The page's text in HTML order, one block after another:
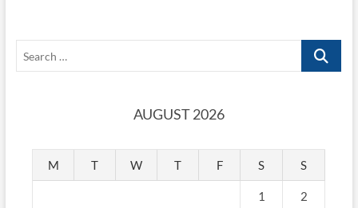
Search
AUGUST 2026
M T W T F S S
1 2